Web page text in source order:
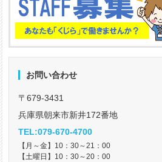
お問い合わせ
〒679-3431
兵庫県朝来市新井172番地
TEL:079-670-4700
【月～金】10：30～21：00
【土曜日】10：30～20：00